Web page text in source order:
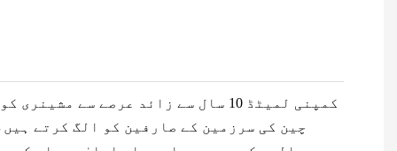
Zhengzhou Zomagtc کمپنی لمیٹڈ
10 سال سے زائد عرصے سے
چین کی سرزمین کے صارفین کو الگ کرتے